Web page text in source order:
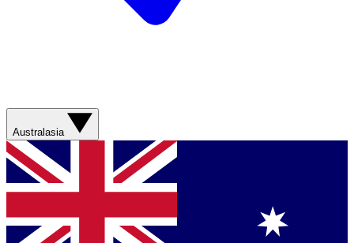
Australasia